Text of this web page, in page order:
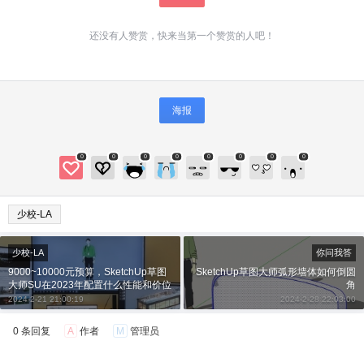
还没有人赞赏，快来当第一个赞赏的人吧！
海报
0 0 0 0 0 0 0 0
少校-LA
50
微信支付
¥
立刻支付
少校-LA
9000~10000元预算，SketchUp草图
大师SU在2023年配置什么性能和价位
的笔记本电脑？
2024-2-21 21:00:19
你问我答
SketchUp草图大师弧形墙体如何倒圆
角
2024-2-28 22:03:00
0 条回复 A 作者 M 管理员
6位以上
忘记密码？找回 已有帐号？ 登录